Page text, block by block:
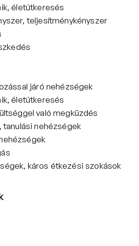
életútkeresés
teljesítménykényszer
járó nehézségek
életútkeresés
való megküzdés
tanulási nehézségek
káros étkezési szokások